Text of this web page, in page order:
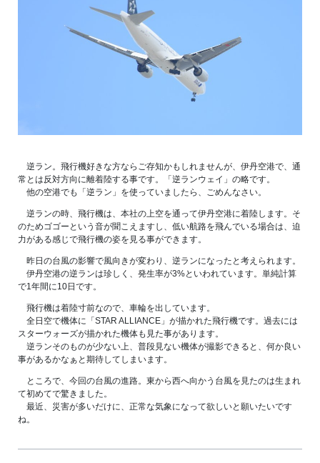
逆ラン。飛行機好きな方ならご存知かもしれませんが、伊丹空港で、通
常とは反対方向に離着陸する事です。「逆ランウェイ」の略です。
他の空港でも「逆ラン」を使っていましたら、ごめんなさい。
逆ランの時、飛行機は、本社の上空を通って伊丹空港に着陸します。そ
のためゴゴーという音が聞こえますし、低い航路を飛んでいる場合は、迫
力がある感じで飛行機の姿を見る事ができます。
昨日の台風の影響で風向きが変わり、逆ランになったと考えられます。
伊丹空港の逆ランは珍しく、発生率が3%といわれています。単純計算
で1年間に10日です。
飛行機は着陸寸前なので、車輪を出しています。
全日空で機体に「STAR ALLIANCE」が描かれた飛行機です。過去には
スターウォーズが描かれた機体も見た事があります。
逆ランそのものが少ない上、普段見ない機体が撮影できると、何か良い
事があるかなぁと期待してしまいます。
ところで、今回の台風の進路。東から西へ向かう台風を見たのは生まれ
て初めてで驚きました。
最近、災害が多いだけに、正常な気象になって欲しいと願いたいです
ね。